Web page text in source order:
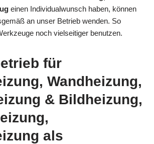
einen Individualwunsch haben, können
an unser Betrieb wenden. So
noch vielseitiger benutzen.
für
Wandheizung,
& Bildheizung,
als